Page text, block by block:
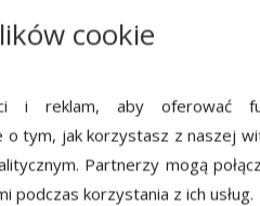
cookie
i reklam, aby oferować
o tym, jak korzystasz z naszej
Partnerzy mogą
podczas korzystania z ich usług.